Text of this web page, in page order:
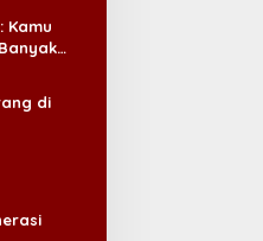
Kamu
di